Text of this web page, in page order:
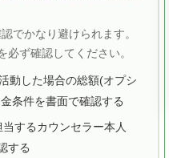
でかなり避けられます。
ず確認してください。
した場合の総額(オプシ
条件を書面で確認する
するカウンセラー本人
する